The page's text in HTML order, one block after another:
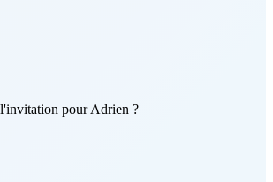
pour Adrien ?